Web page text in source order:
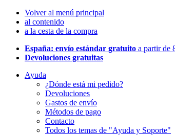
Volver al menú principal
al contenido
a la cesta de la compra
España: envío estándar gratuito a partir de
Devoluciones gratuitas
Ayuda
¿Dónde está mi pedido?
Devoluciones
Gastos de envío
Métodos de pago
Contacto
Todos los temas de "Ayuda y Soporte"